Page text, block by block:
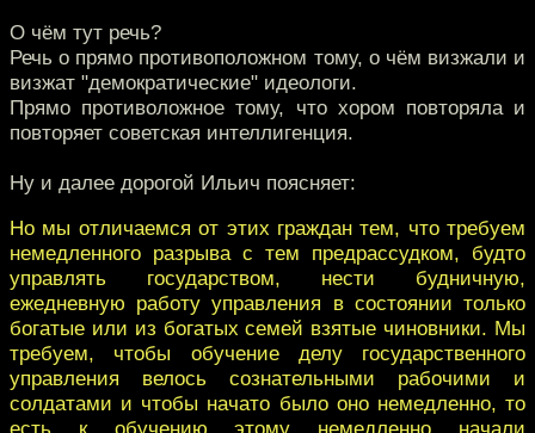
О чём тут речь?
Речь о прямо противоположном тому, о чём визжали и
визжат "демократические" идеологи.
Прямо противоложное тому, что хором повторяла и
повторяет советская интеллигенция.
Ну и далее дорогой Ильич поясняет:
Но мы отличаемся от этих граждан тем, что требуем
немедленного разрыва с тем предрассудком, будто
управлять государством, нести будничную,
ежедневную работу управления в состоянии только
богатые или из богатых семей взятые чиновники. Мы
требуем, чтобы обучение делу государственного
управления велось сознательными рабочими и
солдатами и чтобы начато было оно немедленно, то